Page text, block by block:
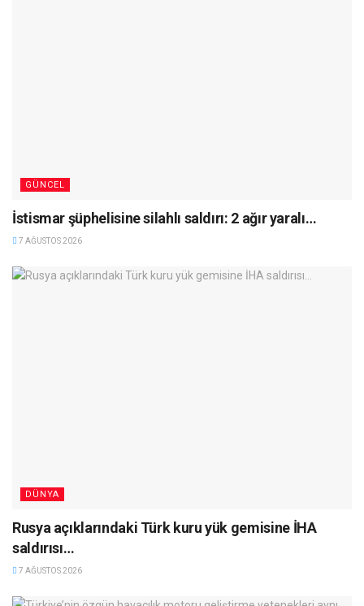
GÜNCEL
İstismar şüphelisine silahlı saldırı: 2 ağır yaralı…
7 AĞUSTOS 2026
DÜNYA
Rusya açıklarındaki Türk kuru yük gemisine İHA
saldırısı…
7 AĞUSTOS 2026